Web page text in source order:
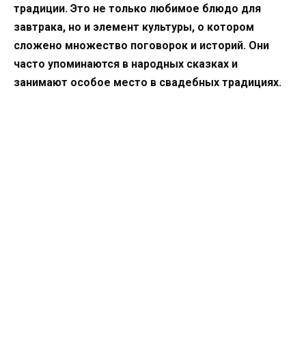
традиции. Это не только любимое блюдо для
завтрака, но и элемент культуры, о котором
сложено множество поговорок и историй. Они
часто упоминаются в народных сказках и
занимают особое место в свадебных традициях.